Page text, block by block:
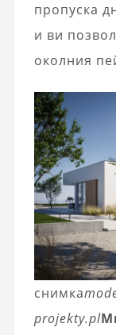
пропуска
и ви
околния
снимка
projekty.pl